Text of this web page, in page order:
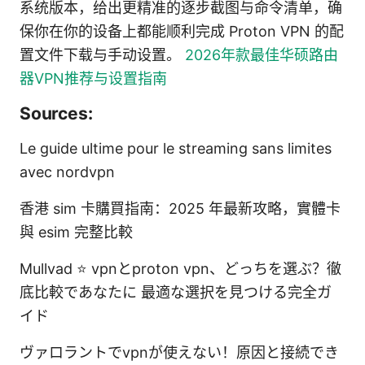
系统版本，给出更精准的逐步截图与命令清单，确
保你在你的设备上都能顺利完成 Proton VPN 的配
置文件下载与手动设置。 2026年款最佳华硕路由
器VPN推荐与设置指南
Sources:
Le guide ultime pour le streaming sans limites
avec nordvpn
香港 sim 卡購買指南：2025 年最新攻略，實體卡
與 esim 完整比較
Mullvad ⭐ vpnとproton vpn、どっちを選ぶ？徹
底比較であなたに 最適な選択を見つける完全ガ
イド
ヴァロラントでvpnが使えない！原因と接続でき